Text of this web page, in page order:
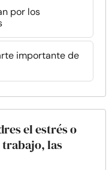
por los
importante de
el estrés o
las